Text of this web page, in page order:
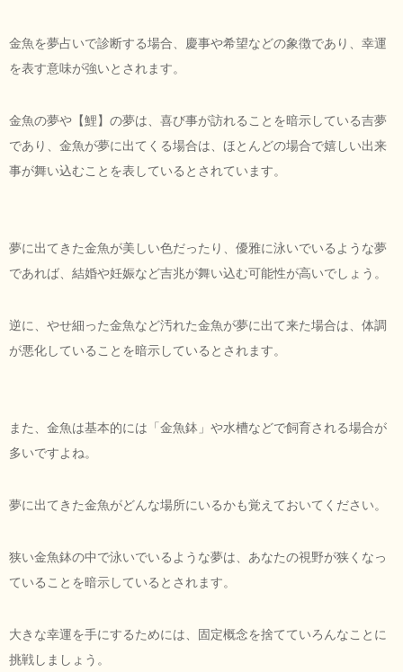
金魚を夢占いで診断する場合、慶事や希望などの象徴であり、幸運
を表す意味が強いとされます。
金魚の夢や【鯉】の夢は、喜び事が訪れることを暗示している吉夢
であり、金魚が夢に出てくる場合は、ほとんどの場合で嬉しい出来
事が舞い込むことを表しているとされています。
夢に出てきた金魚が美しい色だったり、優雅に泳いでいるような夢
であれば、結婚や妊娠など吉兆が舞い込む可能性が高いでしょう。
逆に、やせ細った金魚など汚れた金魚が夢に出て来た場合は、体調
が悪化していることを暗示しているとされます。
また、金魚は基本的には「金魚鉢」や水槽などで飼育される場合が
多いですよね。
夢に出てきた金魚がどんな場所にいるかも覚えておいてください。
狭い金魚鉢の中で泳いでいるような夢は、あなたの視野が狭くなっ
ていることを暗示しているとされます。
大きな幸運を手にするためには、固定概念を捨てていろんなことに
挑戦しましょう。